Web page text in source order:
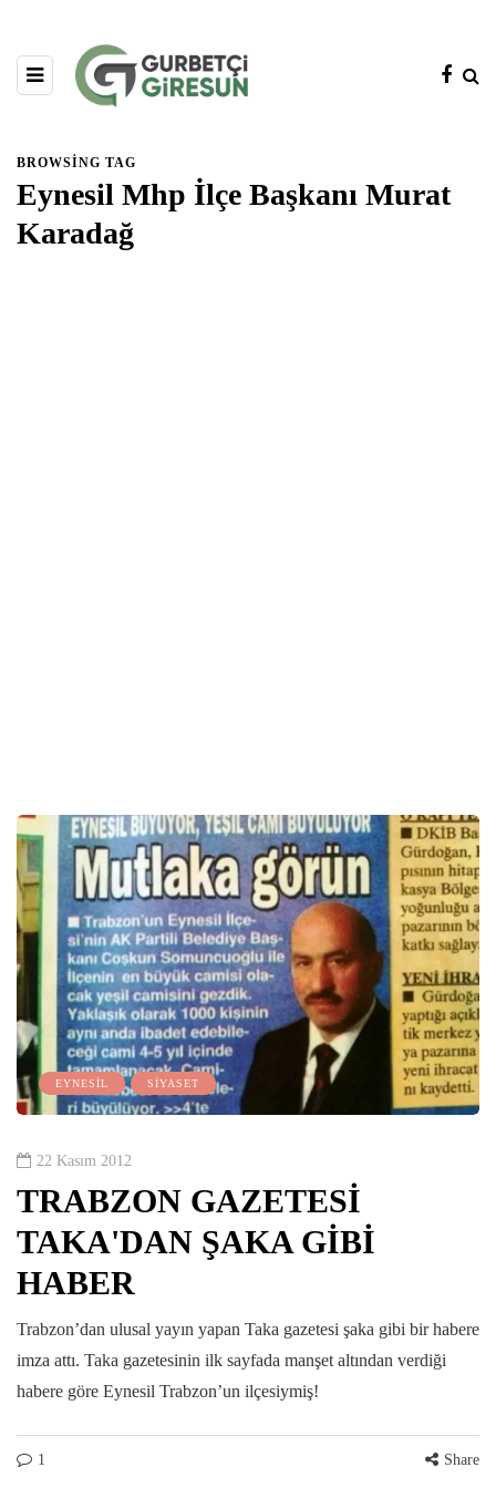
BROWSING TAG
Eynesil Mhp İlçe Başkanı Murat
Karadağ
EYNESİL SİYASET
22 Kasım 2012
TRABZON GAZETESİ
TAKA'DAN ŞAKA GİBİ
HABER
Trabzon’dan ulusal yayın yapan Taka gazetesi şaka gibi bir habere
imza attı. Taka gazetesinin ilk sayfada manşet altından verdiği
habere göre Eynesil Trabzon’un ilçesiymiş!
1 Share